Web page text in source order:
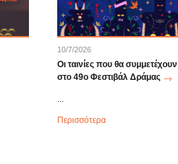
10/7/2026
Οι ταινίες που θα συμμετέχουν
στο 49o Φεστιβάλ Δράμας
...
Περισσότερα